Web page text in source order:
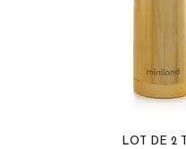
LOT DE 2